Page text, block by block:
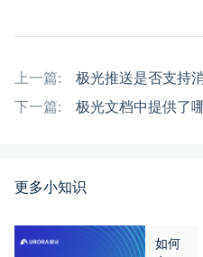
上一篇:
极光推送是否支持
下一篇:
极光文档中提供了
更多小知识
如何